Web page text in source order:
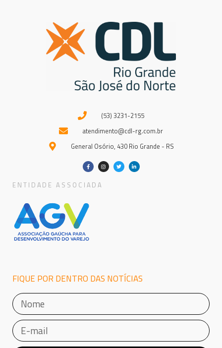
(53) 3231-2155
atendimento@cdl-rg.com.br
General Osório, 430 Rio Grande - RS
ENTIDADE ASSOCIADA
FIQUE POR DENTRO DAS NOTÍCIAS